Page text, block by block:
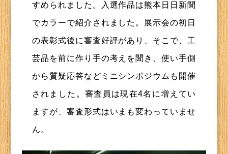
すめられました。入選作品は熊本日日新聞
でカラーで紹介されました。展示会の初日
の表彰式後に審査好評があり、そこで、工
芸品を前に作り手の考えを聞き、使い手側
から質疑応答などミニシンポジウムも開催
されました。審査員は現在4名に増えてい
ますが、審査形式はいまも変わっていませ
ん。